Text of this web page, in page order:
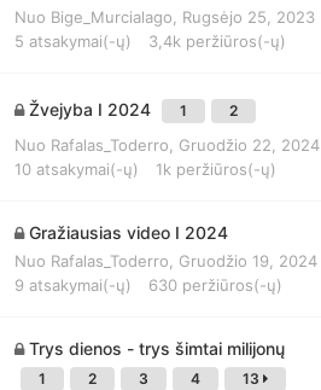
Nuo Bige_Murcialago
Rugsėjo 25, 2023
5 atsakymai(-ų) 3,4k peržiūros(-ų)
Žvejyba I 2024 1 2
Nuo Rafalas_Toderro
Gruodžio 22, 2024
10 atsakymai(-ų) 1k peržiūros(-ų)
Gražiausias video I 2024
Nuo Rafalas_Toderro
Gruodžio 19, 2024
9 atsakymai(-ų) 630 peržiūros(-ų)
Trys dienos - trys šimtai milijonų
1 2 3 4 13